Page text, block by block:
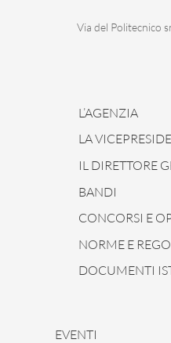
Via del Politecnico
L’AGENZIA
LA
IL DIRETTORE
BANDI
CONCORSI E
NORME E
DOCUMENTI
EVENTI